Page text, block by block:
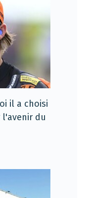
il a choisi
du